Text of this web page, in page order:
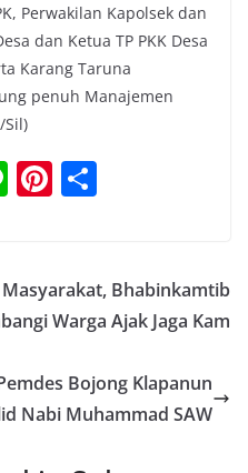
Perwakilan Kapolsek dan
dan Ketua TP PKK Desa
Karang Taruna
penuh Manajemen
Li Pi
e
st
eBhabinkamtib
Warga Ajak Jaga Kam
Bojong Klapanun
Nabi Muhammad SAW